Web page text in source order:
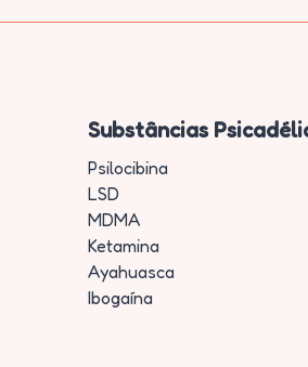
Substâncias
Psilocibina
LSD
MDMA
Ketamina
Ayahuasca
Ibogaína